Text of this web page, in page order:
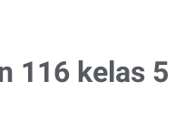
116 kelas 5